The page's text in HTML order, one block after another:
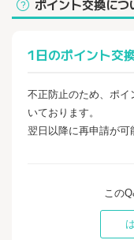
ポイント交換につ
1日のポイント交
不正防止のため、ポ
いております。
翌日以降に再申請が可
この